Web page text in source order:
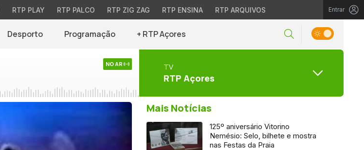
RTP PLAY RTP PALCO RTP ZIG ZAG RTP ENSINA RTP ARQUIVOS Entrar
Desporto Programação + RTP Açores
NO AR TV
RTP Açores
Mais Notícias
125º aniversário Vitorino
Nemésio: Selo, bilhete e mostra
nas Festas da Praia